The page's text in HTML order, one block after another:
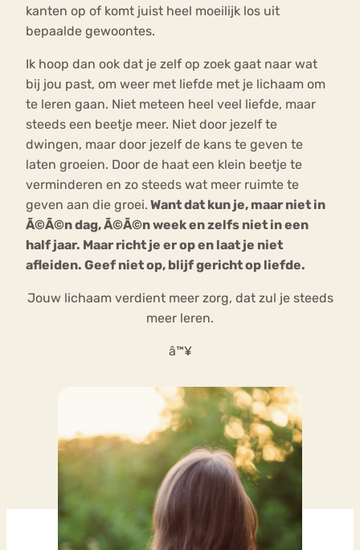
kanten op of komt juist heel moeilijk los uit
bepaalde gewoontes.
Ik hoop dan ook dat je zelf op zoek gaat naar wat
bij jou past, om weer met liefde met je lichaam om
te leren gaan. Niet meteen heel veel liefde, maar
steeds een beetje meer. Niet door jezelf te
dwingen, maar door jezelf de kans te geven te
laten groeien. Door de haat een klein beetje te
verminderen en zo steeds wat meer ruimte te
geven aan die groei. Want dat kun je, maar niet in
Ã©Ã©n dag, Ã©Ã©n week en zelfs niet in een
half jaar. Maar richt je er op en laat je niet
afleiden. Geef niet op, blijf gericht op liefde.
Jouw lichaam verdient meer zorg, dat zul je steeds
meer leren.
â™¥